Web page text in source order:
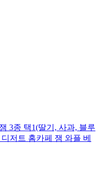
3종 택1(딸기, 사과, 블루
저트 홈카페 잼 와플 베